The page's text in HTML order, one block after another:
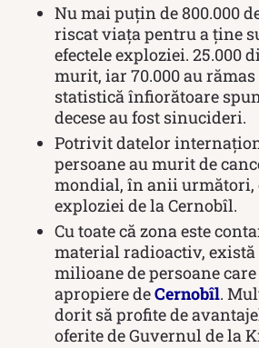
Nu mai puțin de 800.000
riscat viața pentru a ține
efectele exploziei. 25.000
murit, iar 70.000 au
statistică înfiorătoare
decese au fost sinucideri.
Potrivit datelor
persoane au murit de
mondial, în anii următori,
exploziei de la Cernobîl.
Cu toate că zona este
material radioactiv,
milioane de persoane
apropiere deCernobîl.
dorit să profite de
oferite de Guvernul de la